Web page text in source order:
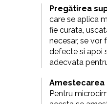
Pregătirea
care se aplica
fie curata,
necesar, se vor
defecte si apoi
adecvata
Pentru